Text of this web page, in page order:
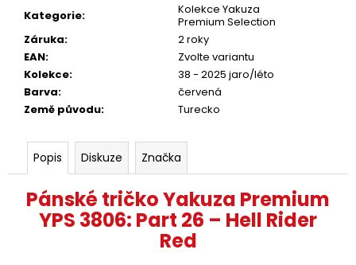
Kategorie:
Kolekce Yakuza
Premium Selection
Záruka:
2 roky
EAN:
Zvolte variantu
Kolekce:
38 - 2025 jaro/léto
Barva:
červená
Země původu: Turecko
Popis Diskuze Značka
Pánské tričko Yakuza Premium
YPS 3806: Part 26 – Hell Rider
Red
Kč